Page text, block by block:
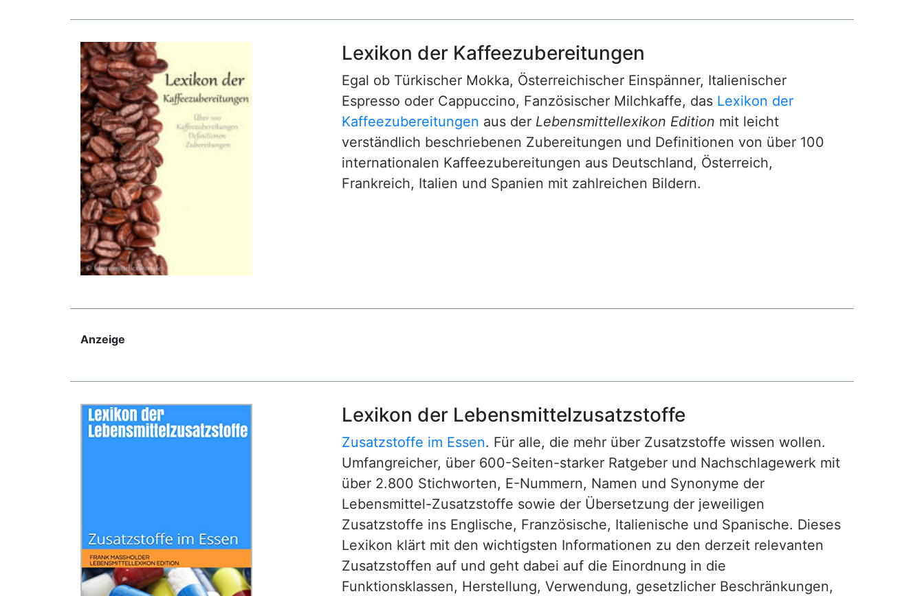
Lexikon der Kaffeezubereitungen
Egal ob Türkischer Mokka, Österreichischer Einspänner, Italienischer
Espresso oder Cappuccino, Fanzösischer Milchkaffe, das Lexikon der
Kaffeezubereitungen aus der Lebensmittellexikon Edition mit leicht
verständlich beschriebenen Zubereitungen und Definitionen von über 100
internationalen Kaffeezubereitungen aus Deutschland, Österreich,
Frankreich, Italien und Spanien mit zahlreichen Bildern.
Anzeige
Lexikon der Lebensmittelzusatzstoffe
Zusatzstoffe im Essen. Für alle, die mehr über Zusatzstoffe wissen wollen.
Umfangreicher, über 600-Seiten-starker Ratgeber und Nachschlagewerk mit
über 2.800 Stichworten, E-Nummern, Namen und Synonyme der
Lebensmittel-Zusatzstoffe sowie der Übersetzung der jeweiligen
Zusatzstoffe ins Englische, Französische, Italienische und Spanische. Dieses
Lexikon klärt mit den wichtigsten Informationen zu den derzeit relevanten
Zusatzstoffen auf und geht dabei auf die Einordnung in die
Funktionsklassen, Herstellung, Verwendung, gesetzlicher Beschränkungen,